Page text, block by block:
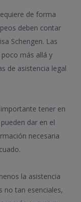
de forma
deben contar
Schengen. Las
más allá y
de asistencia legal
tener en
dar en el
necesaria
la asistencia
no tan esenciales,